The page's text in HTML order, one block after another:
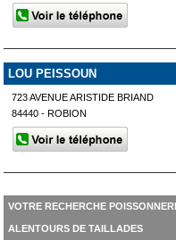
LOU PEISSOUN
723 AVENUE ARISTIDE BRIAND
84440 - ROBION
VOTRE RECHERCHE
ALENTOURS DE TAILLADES